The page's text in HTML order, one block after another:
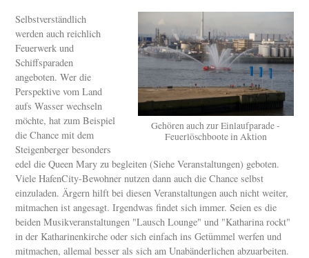
Gehören auch zur Einlaufparade -
Feuerlöschboote in Aktion
Selbstverständlich
werden auch reichlich
Feuerwerk und
Schiffsparaden
angeboten. Wer die
Perspektive vom Land
aufs Wasser wechseln
möchte, hat zum Beispiel
die Chance mit dem
Steigenberger besonders
edel die Queen Mary zu begleiten (Siehe Veranstaltungen) geboten.
Viele HafenCity-Bewohner nutzen dann auch die Chance selbst
einzuladen. Ärgern hilft bei diesen Veranstaltungen auch nicht weiter,
mitmachen ist angesagt. Irgendwas findet sich immer. Seien es die
beiden Musikveranstaltungen "Lausch Lounge" und "Katharina rockt"
in der Katharinenkirche oder sich einfach ins Getümmel werfen und
mitmachen, allemal besser als sich am Unabänderlichen abzuarbeiten.